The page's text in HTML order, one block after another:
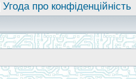
Угода про конфіденційність